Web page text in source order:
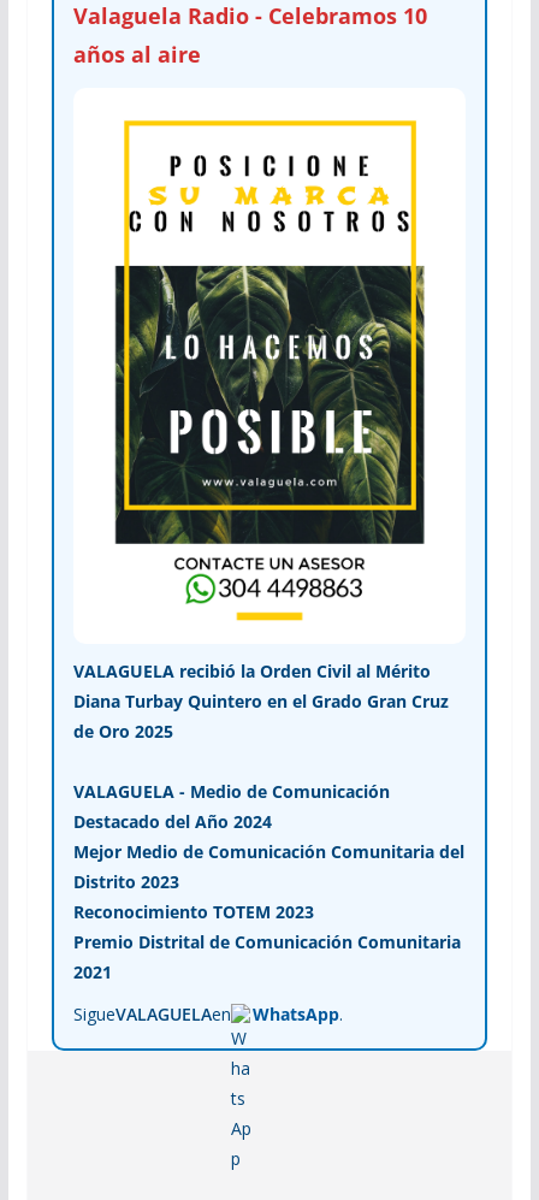
Valaguela Radio - Celebramos 10
años al aire
VALAGUELA recibió la Orden Civil al Mérito
Diana Turbay Quintero en el Grado Gran Cruz
de Oro 2025
VALAGUELA - Medio de Comunicación
Destacado del Año 2024
Mejor Medio de Comunicación Comunitaria del
Distrito 2023
Reconocimiento TOTEM 2023
Premio Distrital de Comunicación Comunitaria
2021
SigueVALAGUELAen WhatsApp.